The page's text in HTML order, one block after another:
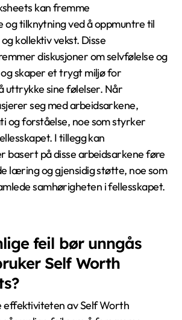
interaktive aktiviteter som
og tillit blant deltakerne. Til slutt,
og anerkjenn individuelle
positiv selvoppfatning.
de fremme
og tilknytning?
kan fremme
og tilknytning ved å oppmuntre til
kollektiv vekst. Disse
diskusjoner om selvfølelse og
og forståelse, noe som styrker
I tillegg kan
på disse arbeidsarkene føre
samhørigheten i fellesskapet.